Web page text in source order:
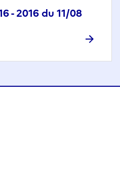
- 2016 du 11/08